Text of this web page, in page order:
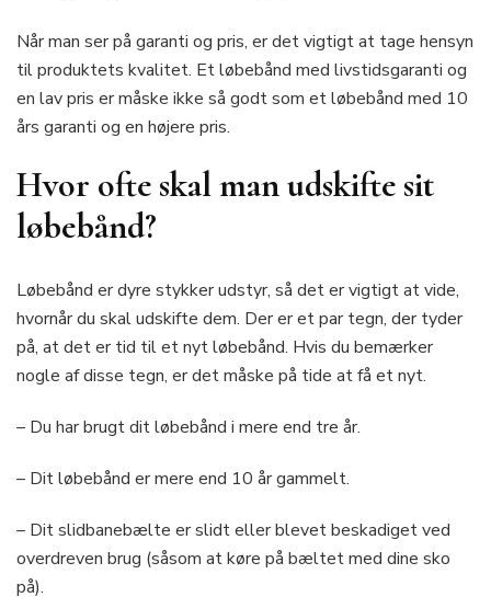
Når man ser på garanti og pris, er det vigtigt at tage hensyn
til produktets kvalitet. Et løbebånd med livstidsgaranti og
en lav pris er måske ikke så godt som et løbebånd med 10
års garanti og en højere pris.
Hvor ofte skal man udskifte sit
løbebånd?
Løbebånd er dyre stykker udstyr, så det er vigtigt at vide,
hvornår du skal udskifte dem. Der er et par tegn, der tyder
på, at det er tid til et nyt løbebånd. Hvis du bemærker
nogle af disse tegn, er det måske på tide at få et nyt.
– Du har brugt dit løbebånd i mere end tre år.
– Dit løbebånd er mere end 10 år gammelt.
– Dit slidbanebælte er slidt eller blevet beskadiget ved
overdreven brug (såsom at køre på bæltet med dine sko
på).